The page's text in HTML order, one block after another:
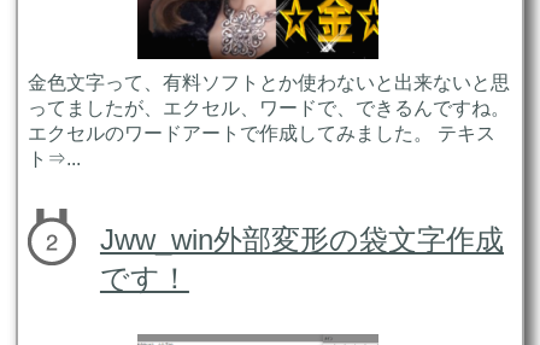
金色文字って、有料ソフトとか使わないと出来ないと思
ってましたが、エクセル、ワードで、できるんですね。
エクセルのワードアートで作成してみました。 テキス
ト⇒...
Jww_win外部変形の袋文字作成
です！